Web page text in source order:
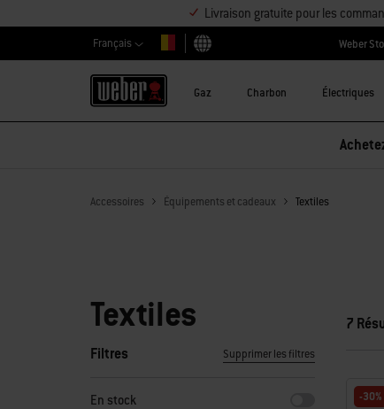
Livraison gratuite pour les
Français
Choisir un pays
Weber
Gaz Charbon Électriques
Accessoires Équipements et cadeaux Textiles
Textiles
Filtres
En sélectionnant l’un des filtres, la page s'actualise en
Supprimer les filtres
En stock
7
-30%